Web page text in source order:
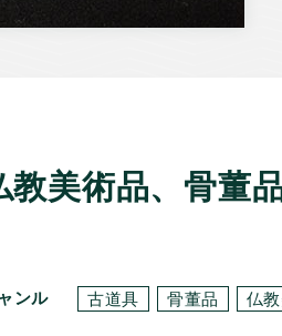
美術品、骨董
ンル 古道具 骨董品 仏